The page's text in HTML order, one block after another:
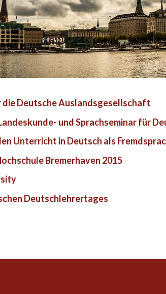
die Deutsche Auslandsgesellschaft
und Sprachseminar für
Unterricht in Deutsch als
Bremerhaven 2015
Deutschlehrertages